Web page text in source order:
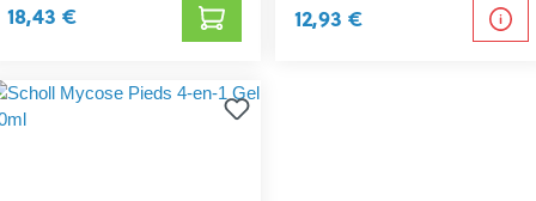
18,43 € 12,93 €